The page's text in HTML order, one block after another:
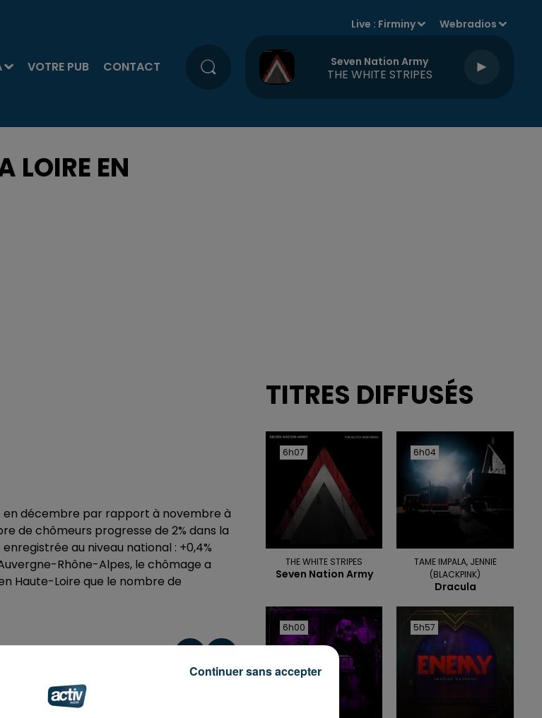
VOTRE PUB CONTACT
Live : Firminy Webradios
Seven Nation Army
THE WHITE STRIPES
LOIRE EN
en décembre par rapport à novembre à
de chômeurs progresse de 2% dans la
au niveau national : +0,4%
Rhône-Alpes, le chômage a
Haute-Loire que le nombre de
TITRES DIFFUSÉS
6h07
6h07
THE WHITE STRIPES
Seven Nation Army
6h04
6h04
TAME IMPALA, JENNIE
(BLACKPINK)
Dracula
6h00
6h00 5h57
5h57
Continuer sans accepter